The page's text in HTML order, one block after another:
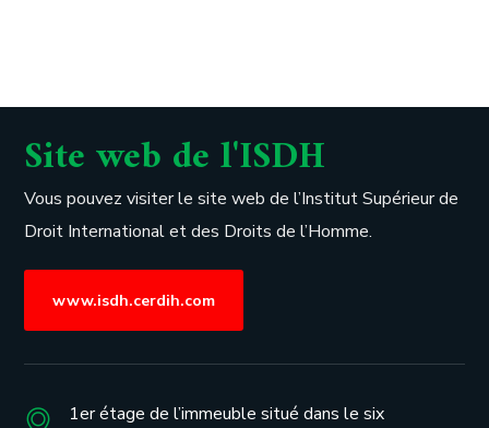
Site web de l'ISDH
Vous pouvez visiter le site web de l’Institut Supérieur de
Droit International et des Droits de l’Homme.
www.isdh.cerdih.com
1er étage de l’immeuble situé dans le six